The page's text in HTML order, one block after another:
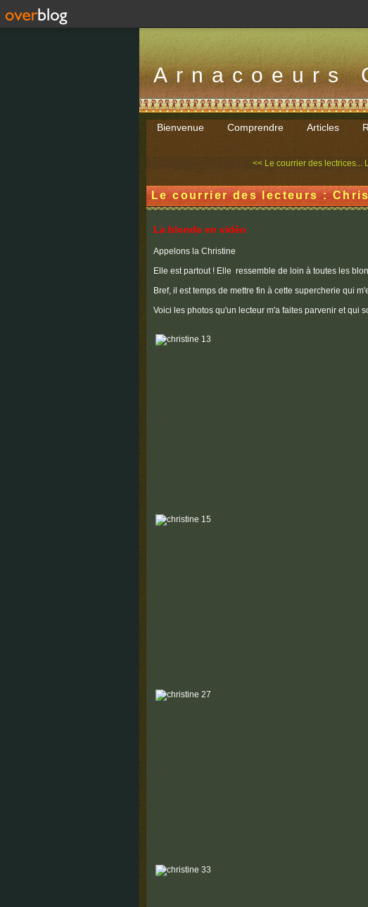
Arnacoeurs
Bienvenue Comprendre Articles
<< Le courrier des lectrices...
Le courrier des lecteurs :
La blonde en vidéo
Appelons la Christine
Elle est partout ! Elle ressemble de loin à toutes les
Bref, il est temps de mettre fin à cette supercherie qui
Voici les photos qu'un lecteur m'a faites parvenir et qui